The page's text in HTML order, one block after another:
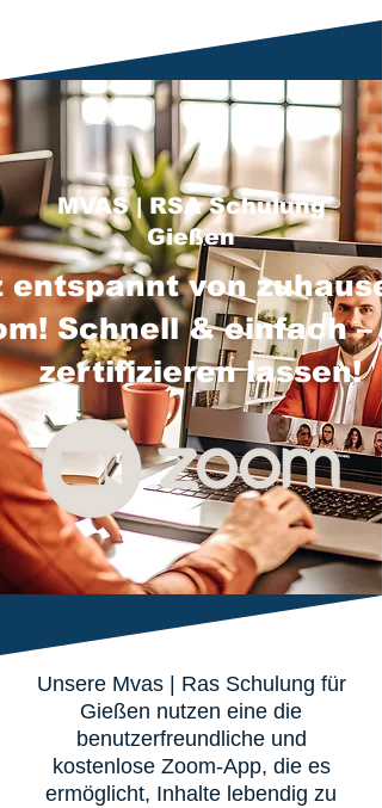
MVAS | RSA Schulung
Gießen
entspannt von
Schnell & einfach –
zertifizieren lassen!
Unsere Mvas | Ras Schulung für
Gießen nutzen eine die
benutzerfreundliche und
kostenlose Zoom-App, die es
ermöglicht, Inhalte lebendig zu